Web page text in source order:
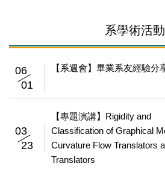
系學術活動
【系週會】畢業系友經驗分
06
01
【專題演講】Rigidity and
Classification of Graphical
Curvature Flow Translators
Translators
03
23